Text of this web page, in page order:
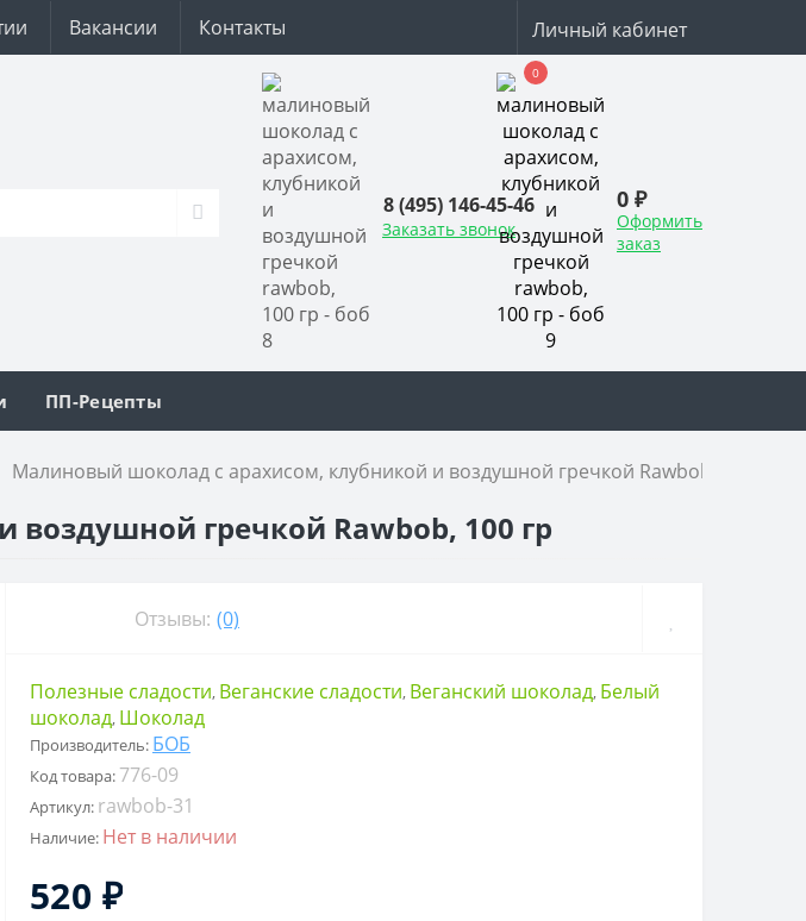
Вакансии Контакты Личный кабинет
8 (495) 146-45-46
Заказать звонок
0
0 ₽
Оформить
заказ
ПП-Рецепты
Малиновый шоколад с арахисом, клубникой и воздушной гречкой Rawbob, 100 гр
гречкой Rawbob, 100 гр
Отзывы: (0)
Полезные сладости, Веганские сладости, Веганский шоколад, Белый
шоколад, Шоколад
Производитель: БОБ
Код товара: 776-09
Артикул: rawbob-31
Наличие: Нет в наличии
520 ₽